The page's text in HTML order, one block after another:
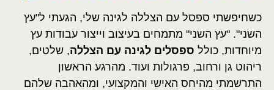
כשחיפשתי ספסל עם הצללה לגינה שלי, הגעתי ל"עץ
השני". "עץ השני" מתמחים בעיצוב וייצור עבודות עץ
מיוחדות, כולל ספסלים לגינה עם הצללה, שלטים,
ריהוט גן ורחוב, פרגולות ועוד. מהרגע הראשון
התרשמתי מהיחס האישי והמקצועי, ומהאהבה שלהם